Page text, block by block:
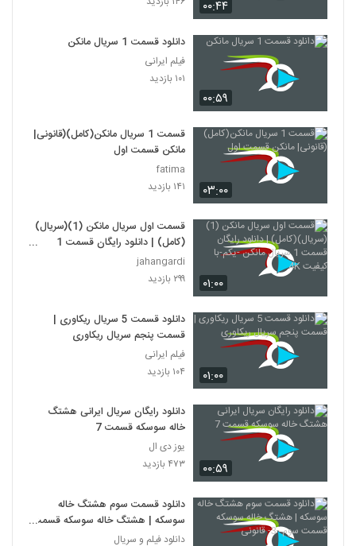
۰۰:۴۴
۰۰:۵۹
دانلود قسمت 1 سریال مانکن
فیلم ایرانی
۱۰۱ بازدید
۰۳:۰۰
قسمت 1 سریال مانکن(کامل)(قانونی|
مانکن قسمت اول
fatima
۱۴۱ بازدید
۰۱:۰۰
قسمت اول سریال مانکن (1)(سریال)
(کامل) | دانلود رایگان قسمت 1
سریال مانکن -یکم-با کیفیت 4K
jahangardi
۲۹۹ بازدید
۰۱:۰۰
دانلود قسمت 5 سریال ریکاوری |
قسمت پنجم سریال ریکاوری
فیلم ایرانی
۱۰۴ بازدید
۰۰:۵۹
دانلود رایگان سریال ایرانی هشتگ
خاله سوسکه قسمت 7
یوز دی ال
۴۷۳ بازدید
دانلود قسمت سوم هشتگ خاله
سوسکه | هشتگ خاله سوسکه قسمت
سوم -3- قانونی
دانلود فیلم و سریال